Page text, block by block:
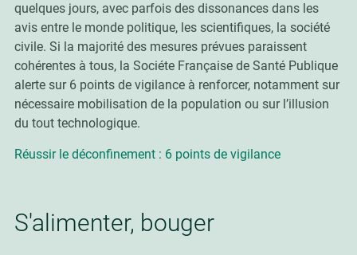
quelques jours, avec parfois des dissonances dans les
avis entre le monde politique, les scientifiques, la société
civile. Si la majorité des mesures prévues paraissent
cohérentes à tous, la Sociéte Française de Santé Publique
alerte sur 6 points de vigilance à renforcer, notamment sur
nécessaire mobilisation de la population ou sur l’illusion
du tout technologique.
Réussir le déconfinement : 6 points de vigilance
S'alimenter, bouger